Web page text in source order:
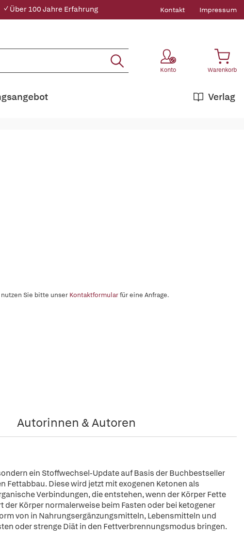
✓ Über 100 Jahre Erfahrung Kontakt Impressum
Konto Warenkorb
Verlag
nutzen Sie bitte unser Kontaktformularfür eine Anfrage.
Autorinnen & Autoren
ein Stoffwechsel-Update auf Basis der Buchbestseller
Fettabbau. Diese wird jetzt mit exogenen Ketonen als
Verbindungen, die entstehen, wenn der Körper Fette
Körper normalerweise beim Fasten oder bei ketogener
von in Nahrungsergänzungsmitteln, Lebensmitteln und
oder strenge Diät in den Fettverbrennungsmodus bringen.